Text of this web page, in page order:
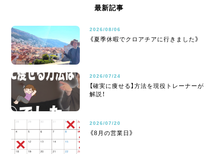
最新記事
2026/08/06
《夏季休暇でクロアチアに行きました》
2026/07/24
【確実に痩せる】方法を現役トレーナーが
解説！
2026/07/20
《8月の営業日》